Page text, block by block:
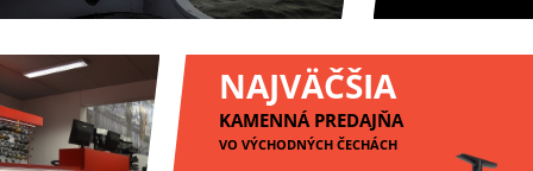
NAJVÄČŠIA
KAMENNÁ PREDAJŇA
VO VÝCHODNÝCH ČECHÁCH